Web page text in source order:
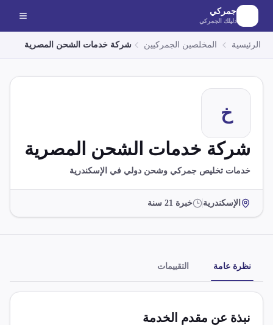
الانتقال إلى المحتوى الرئيسي
جمركي
دليلك الجمركي
الرئيسية المخلصين الجمركيين شركة خدمات الشحن المصرية
خ
شركة خدمات الشحن المصرية
خدمات تخليص جمركي وشحن دولي في الإسكندرية
الإسكندرية خبرة 21 سنة
نظرة عامة التقييمات
نبذة عن مقدم الخدمة